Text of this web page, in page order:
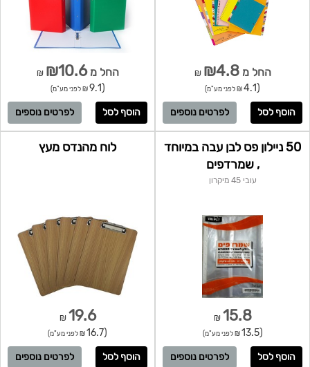
החל מ₪4.8
₪
(4.1 ₪ לפני מע"מ)
לפרטים נוספים
החל מ₪10.6
₪
(9.1 ₪ לפני מע"מ)
לפרטים נוספים
50 ניילון פס לבן עבה במיוחד
, שמרדפים
עובי 45 מיקרון
15.8
₪
(13.5 ₪ לפני מע"מ)
לפרטים נוספים
לוח מהנדס מעץ
19.6
₪
(16.7 ₪ לפני מע"מ)
לפרטים נוספים